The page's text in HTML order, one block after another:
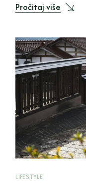
Pročitaj više
LIFESTYLE